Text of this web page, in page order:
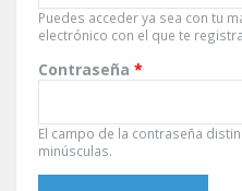
Puedes acceder ya sea con tu
electrónico con el que te
Contraseña *
El campo de la contraseña
minúsculas.